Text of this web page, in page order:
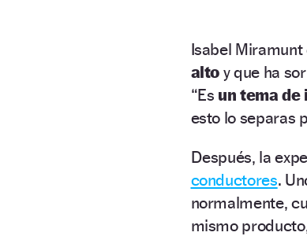
Isabel Miramunt
alto y que ha
“Es un tema de
esto lo separas
Después, la
conductores.
normalmente,
mismo